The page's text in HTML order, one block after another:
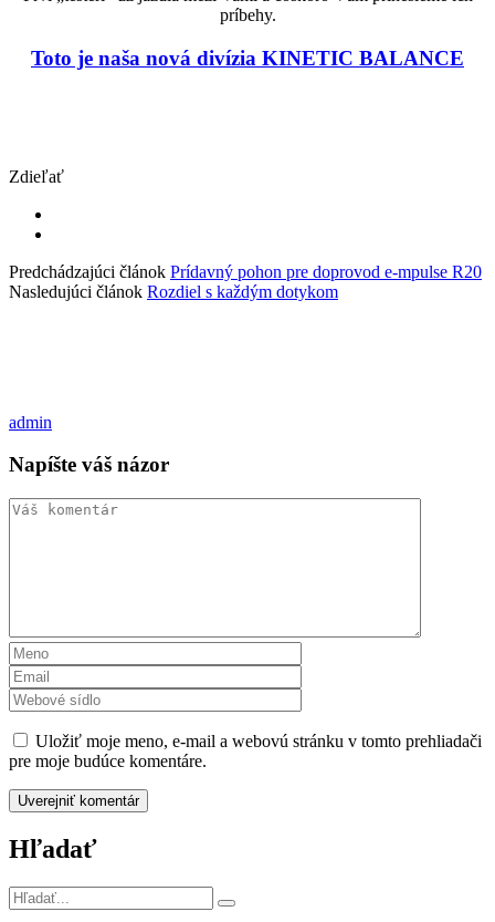
príbehy.
Toto je naša nová divízia KINETIC BALANCE
Zdieľať
Predchádzajúci článok Prídavný pohon pre doprovod e-mpulse R20
Nasledujúci článok Rozdiel s každým dotykom
admin
Napíšte váš názor
Uložiť moje meno, e-mail a webovú stránku v tomto prehliadači
pre moje budúce komentáre.
Hľadať